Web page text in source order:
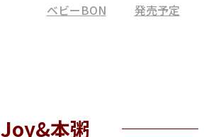
ベビーBON 発売予定
Joy&本粥